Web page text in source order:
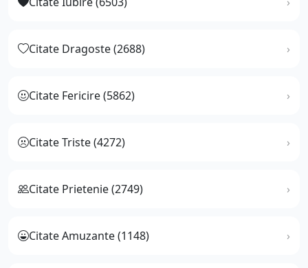
Citate Dragoste (2688)
Citate Fericire (5862)
Citate Triste (4272)
Citate Prietenie (2749)
Citate Amuzante (1148)